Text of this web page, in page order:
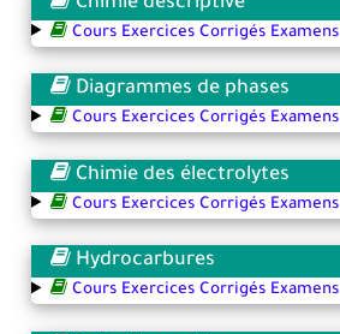
Cours Exercices Corrigés Examens
Diagrammes de phases
Cours Exercices Corrigés Examens
Chimie des électrolytes
Cours Exercices Corrigés Examens
Hydrocarbures
Cours Exercices Corrigés Examens